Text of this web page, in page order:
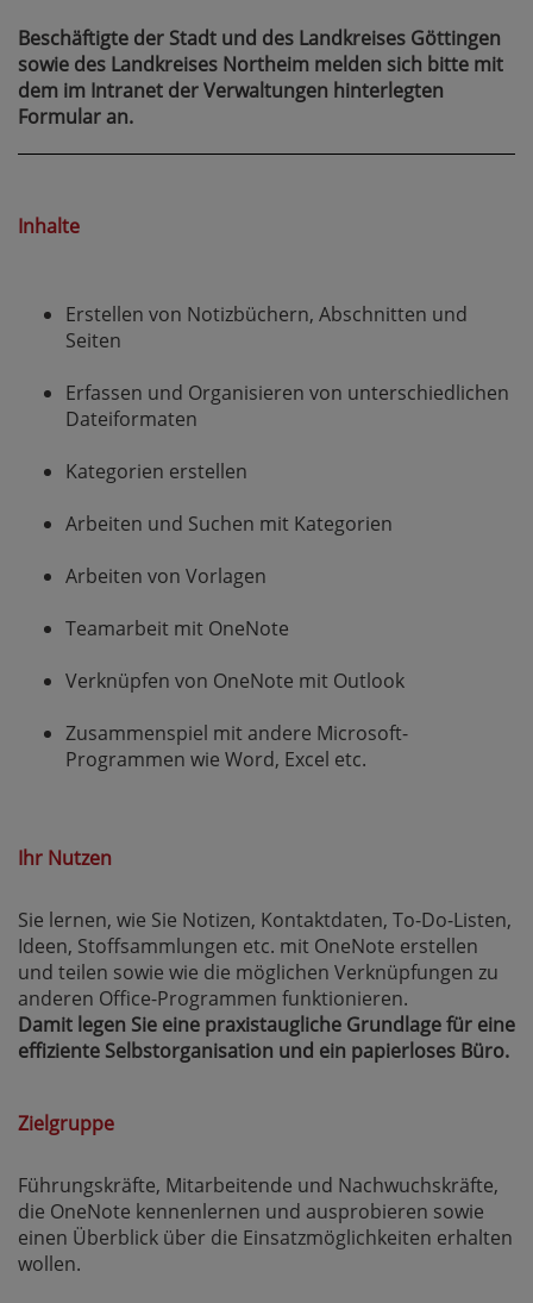
Beschäftigte der Stadt und des Landkreises Göttingen
sowie des Landkreises Northeim melden sich bitte mit
dem im Intranet der Verwaltungen hinterlegten
Formular an.
Inhalte
Erstellen von Notizbüchern, Abschnitten und
Seiten
Erfassen und Organisieren von unterschiedlichen
Dateiformaten
Kategorien erstellen
Arbeiten und Suchen mit Kategorien
Arbeiten von Vorlagen
Teamarbeit mit OneNote
Verknüpfen von OneNote mit Outlook
Zusammenspiel mit andere Microsoft-
Programmen wie Word, Excel etc.
Ihr Nutzen
Sie lernen, wie Sie Notizen, Kontaktdaten, To-Do-Listen,
Ideen, Stoffsammlungen etc. mit OneNote erstellen
und teilen sowie wie die möglichen Verknüpfungen zu
anderen Office-Programmen funktionieren.
Damit legen Sie eine praxistaugliche Grundlage für eine
effiziente Selbstorganisation und ein papierloses Büro.
Zielgruppe
Führungskräfte, Mitarbeitende und Nachwuchskräfte,
die OneNote kennenlernen und ausprobieren sowie
einen Überblick über die Einsatzmöglichkeiten erhalten
wollen.